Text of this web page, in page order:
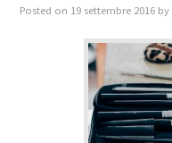
Posted on 19 settembre 2016 by